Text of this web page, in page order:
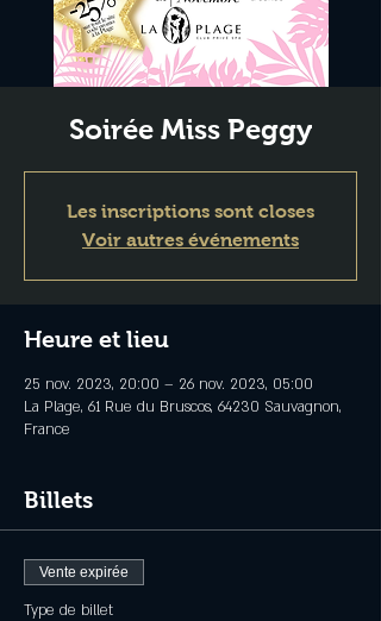
Soirée Miss Peggy
Les inscriptions sont closes
Voir autres événements
Heure et lieu
25 nov. 2023, 20:00 – 26 nov. 2023, 05:00
La Plage, 61 Rue du Bruscos, 64230 Sauvagnon,
France
Billets
Vente expirée
Type de billet